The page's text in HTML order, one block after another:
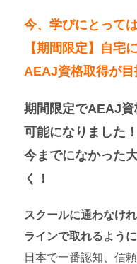
今、学びにとって
【期間限定】自宅
AEAJ資格取得が目
期間限定でAEAJ
可能になりました！
今までになかった
く！
スクールに通わなけ
ラインで取れるように
日本で一番認知、信